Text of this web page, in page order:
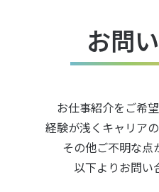
お問
お仕事紹介をご希
経験が浅くキャリア
その他ご不明な点
以下よりお問い